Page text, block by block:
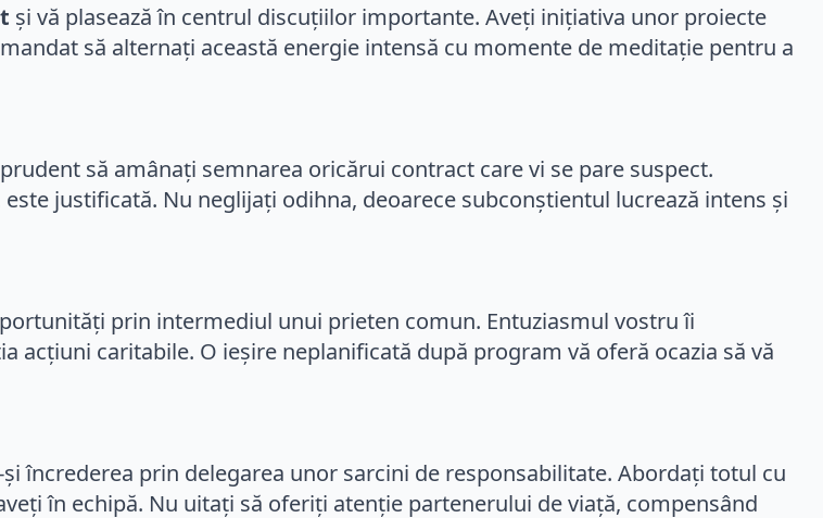
și vă plasează în centrul discuțiilor importante. Aveți inițiativa unor proiecte
să alternați această energie intensă cu momente de meditație pentru a
să amânați semnarea oricărui contract care vi se pare suspect.
justificată. Nu neglijați odihna, deoarece subconștientul lucrează intens și
prin intermediul unui prieten comun. Entuziasmul vostru îi
caritabile. O ieșire neplanificată după program vă oferă ocazia să vă
încrederea prin delegarea unor sarcini de responsabilitate. Abordați totul cu
în echipă. Nu uitați să oferiți atenție partenerului de viață, compensând